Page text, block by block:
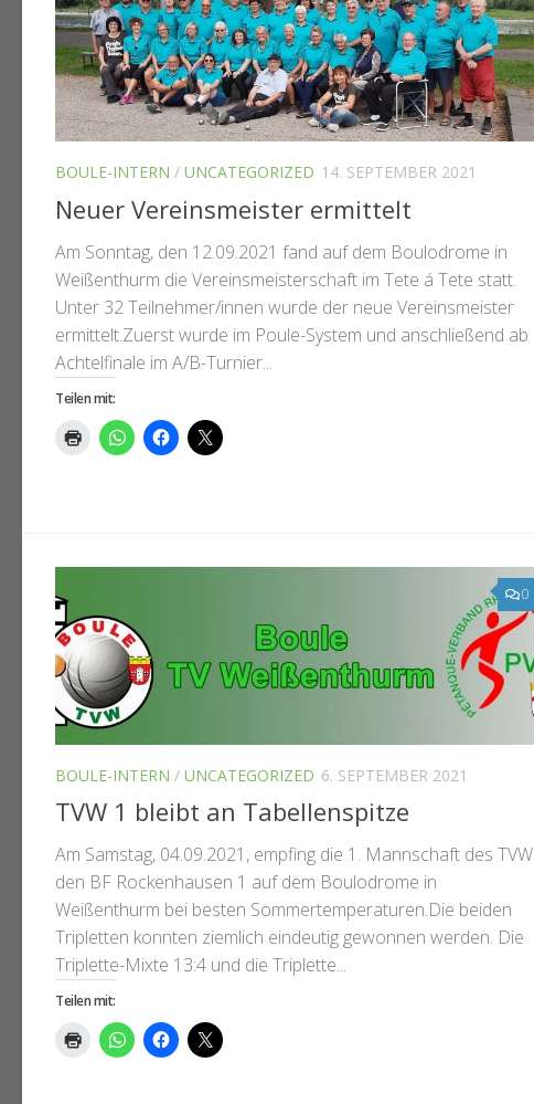
BOULE-INTERN / UNCATEGORIZED 14. SEPTEMBER 2021
Neuer Vereinsmeister ermittelt
Am Sonntag, den 12.09.2021 fand auf dem Boulodrome in
Weißenthurm die Vereinsmeisterschaft im Tete á Tete statt.
Unter 32 Teilnehmer/innen wurde der neue Vereinsmeister
ermittelt.Zuerst wurde im Poule-System und anschließend ab
Achtelfinale im A/B-Turnier...
Teilen mit:
0
BOULE-INTERN / UNCATEGORIZED 6. SEPTEMBER 2021
TVW 1 bleibt an Tabellenspitze
Am Samstag, 04.09.2021, empfing die 1. Mannschaft des TVW
den BF Rockenhausen 1 auf dem Boulodrome in
Weißenthurm bei besten Sommertemperaturen.Die beiden
Tripletten konnten ziemlich eindeutig gewonnen werden. Die
Triplette-Mixte 13:4 und die Triplette...
Teilen mit: